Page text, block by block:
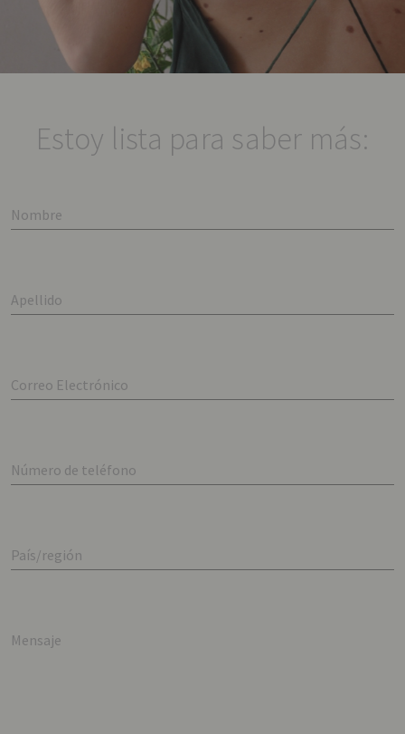
Estoy lista para saber más:
Nombre
Apellido
Correo Electrónico
Número de teléfono
País/región
Mensaje